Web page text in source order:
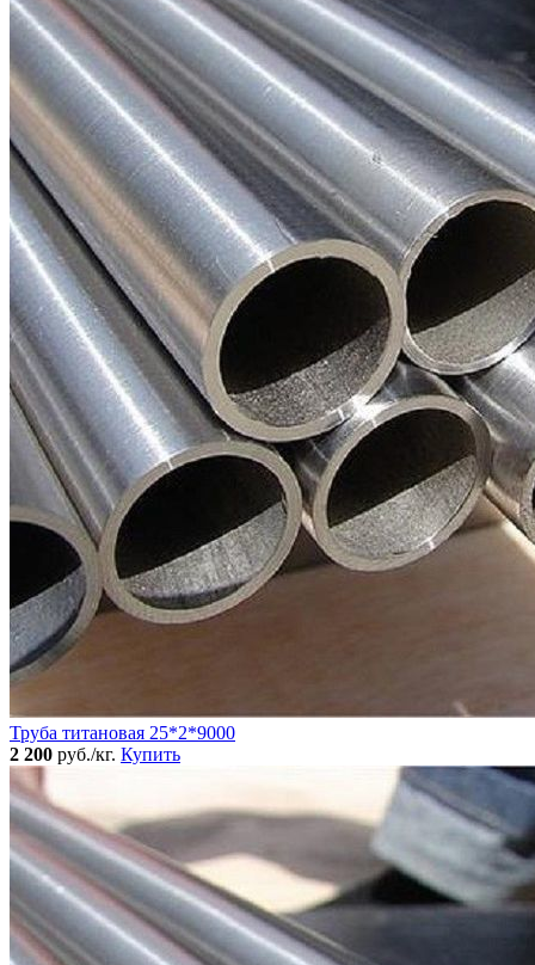
Труба титановая 25*2*9000
2 200 руб./кг. Купить